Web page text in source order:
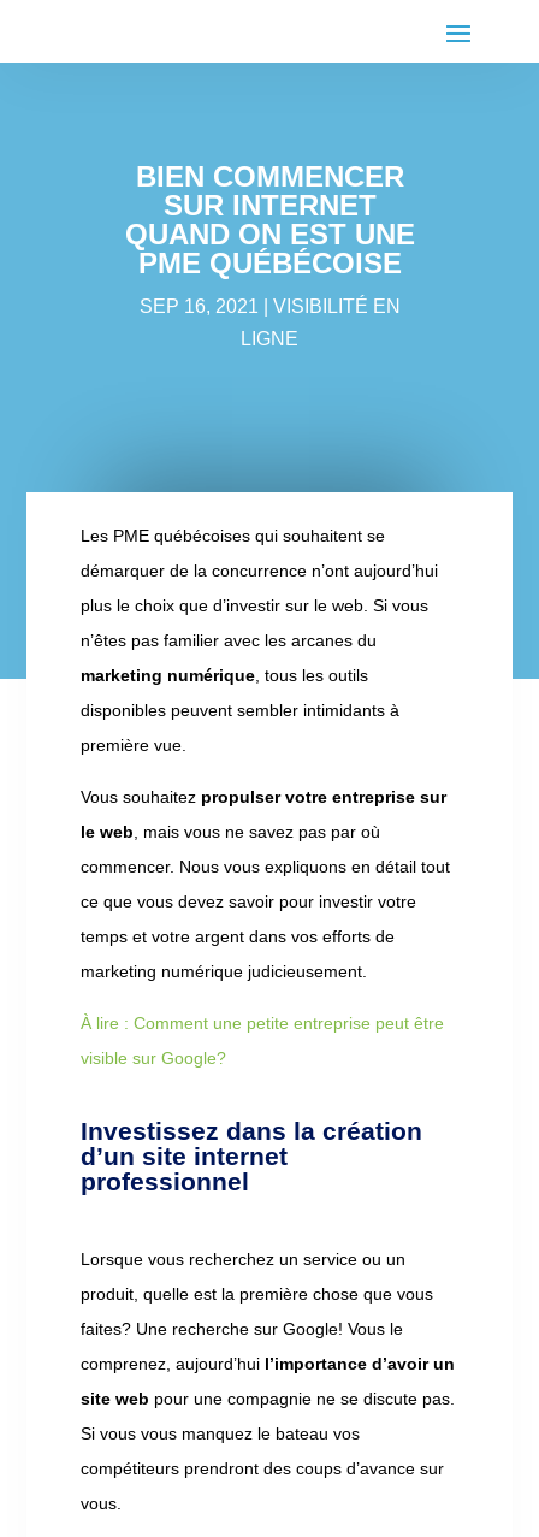
BIEN COMMENCER
SUR INTERNET
QUAND ON EST UNE
PME QUÉBÉCOISE
SEP 16, 2021
VISIBILITÉ EN
LIGNE
Les PME québécoises qui souhaitent se
démarquer de la concurrence n’ont aujourd’hui
plus le choix que d’investir sur le web. Si vous
n’êtes pas familier avec les arcanes du
marketing numérique, tous les outils
disponibles peuvent sembler intimidants à
première vue.
Vous souhaitez propulser votre entreprise sur
le web, mais vous ne savez pas par où
commencer. Nous vous expliquons en détail tout
ce que vous devez savoir pour investir votre
temps et votre argent dans vos efforts de
marketing numérique judicieusement.
À lire : Comment une petite entreprise peut être
visible sur Google?
Investissez dans la création
d’un site internet
professionnel
Lorsque vous recherchez un service ou un
produit, quelle est la première chose que vous
faites? Une recherche sur Google! Vous le
comprenez, aujourd’hui l’importance d’avoir un
site web pour une compagnie ne se discute pas.
Si vous vous manquez le bateau vos
compétiteurs prendront des coups d’avance sur
vous.